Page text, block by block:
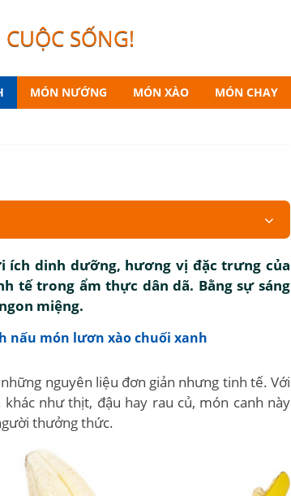
SỐNG!
MÓN NƯỚNG MÓN XÀO MÓN CHAY
ích dinh dưỡng, hương vị đặc trưng của
tế trong ẩm thực dân dã. Bằng sự sáng
miệng.
nấu món lươn xào chuối xanh
nguyên liệu đơn giản nhưng tinh tế. Với
như thịt, đậu hay rau củ, món canh này
thưởng thức.